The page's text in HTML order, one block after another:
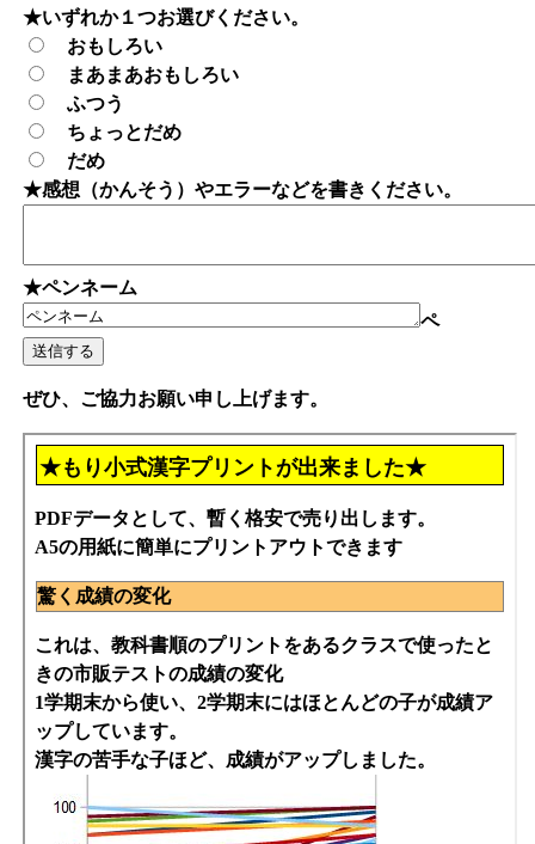
★いずれか１つお選びください。
おもしろい
まあまあおもしろい
ふつう
ちょっとだめ
だめ
★感想（かんそう）やエラーなどを書きください。
★ペンネーム
ペ
ぜひ、ご協力お願い申し上げます。